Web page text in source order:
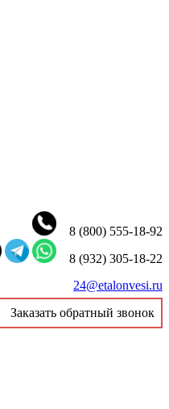
8 (800) 555-18-92
8 (932) 305-18-22
24@etalonvesi.ru
Заказать обратный звонок